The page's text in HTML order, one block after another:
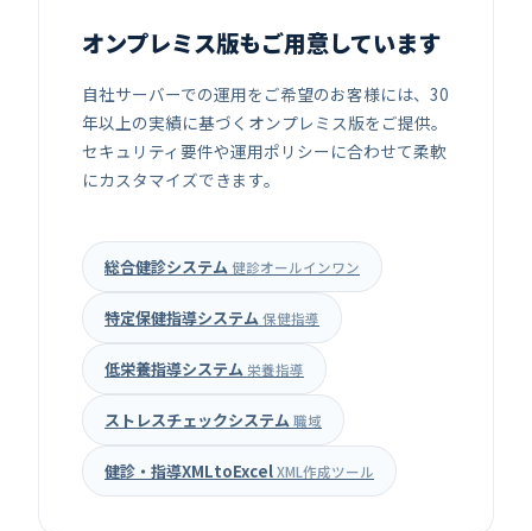
オンプレミス版もご用意しています
自社サーバーでの運用をご希望のお客様には、30
年以上の実績に基づくオンプレミス版をご提供。
セキュリティ要件や運用ポリシーに合わせて柔軟
にカスタマイズできます。
総合健診システム 健診オールインワン
特定保健指導システム 保健指導
低栄養指導システム 栄養指導
ストレスチェックシステム 職域
健診・指導XMLtoExcelXML作成ツール